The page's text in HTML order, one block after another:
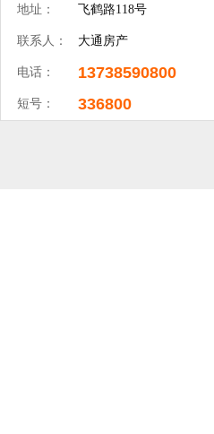
地址： 飞鹤路118号
联系人： 大通房产
电话： 13738590800
短号： 336800